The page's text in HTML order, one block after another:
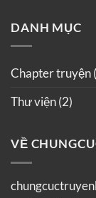
DANH MỤC
Chapter truyện
Thư viện(2)
VỀ